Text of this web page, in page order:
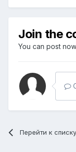
Join the
You can post
Перейти к